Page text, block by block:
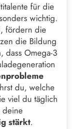
für die
wichtig.
fördern die
die Bildung
dass Omega-3
du, welche
viel du täglich
deine
stärkt.